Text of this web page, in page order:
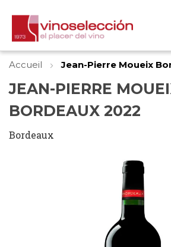
Accueil Jean-Pierre Moueix
JEAN-PIERRE
BORDEAUX 2022
Bordeaux